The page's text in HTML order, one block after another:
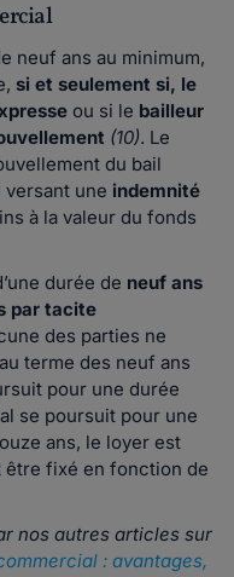
neuf ans au minimum,
si et seulement si, le
ou si le bailleur
(10). Le
du bail
versant une indemnité
à la valeur du fonds
durée de neuf ans
par tacite
des parties ne
terme des neuf ans
pour une durée
se poursuit pour une
ans, le loyer est
fixé en fonction de
nos autres articles sur
: avantages,